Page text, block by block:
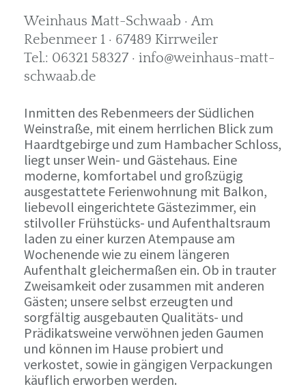
Weinhaus Matt-Schwaab · Am
Rebenmeer 1 · 67489 Kirrweiler
Tel.: 06321 58327 · info@weinhaus-matt-
schwaab.de
Inmitten des Rebenmeers der Südlichen
Weinstraße, mit einem herrlichen Blick zum
Haardtgebirge und zum Hambacher Schloss,
liegt unser Wein- und Gästehaus. Eine
moderne, komfortabel und großzügig
ausgestattete Ferienwohnung mit Balkon,
liebevoll eingerichtete Gästezimmer, ein
stilvoller Frühstücks- und Aufenthaltsraum
laden zu einer kurzen Atempause am
Wochenende wie zu einem längeren
Aufenthalt gleichermaßen ein. Ob in trauter
Zweisamkeit oder zusammen mit anderen
Gästen; unsere selbst erzeugten und
sorgfältig ausgebauten Qualitäts- und
Prädikatsweine verwöhnen jeden Gaumen
und können im Hause probiert und
verkostet, sowie in gängigen Verpackungen
käuflich erworben werden.